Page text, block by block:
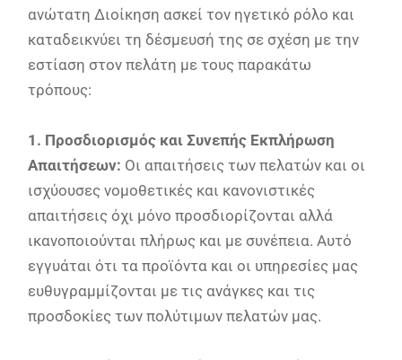
ανώτατη Διοίκηση ασκεί τον ηγετικό ρόλο και
καταδεικνύει τη δέσμευσή της σε σχέση με την
εστίαση στον πελάτη με τους παρακάτω
τρόπους:
1. Προσδιορισμός και Συνεπής Εκπλήρωση
Απαιτήσεων: Οι απαιτήσεις των πελατών και οι
ισχύουσες νομοθετικές και κανονιστικές
απαιτήσεις όχι μόνο προσδιορίζονται αλλά
ικανοποιούνται πλήρως και με συνέπεια. Αυτό
εγγυάται ότι τα προϊόντα και οι υπηρεσίες μας
ευθυγραμμίζονται με τις ανάγκες και τις
προσδοκίες των πολύτιμων πελατών μας.